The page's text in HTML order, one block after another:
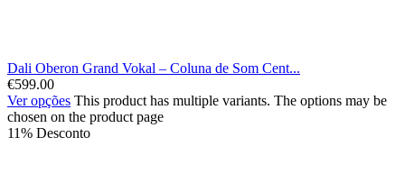
Dali Oberon Grand Vokal – Coluna de Som Cent...
€599.00
Ver opções This product has multiple variants. The options may be
chosen on the product page
11% Desconto